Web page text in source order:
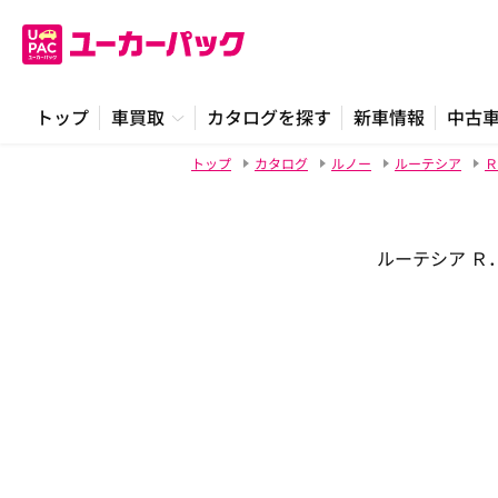
トップ 車買取 カタログを探す 新車情報 中古
トップ カタログ ルノー ルーテシア
ルーテシア Ｒ